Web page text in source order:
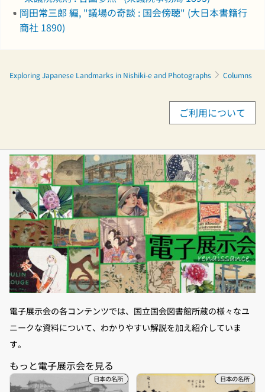
岡田常三郎 編, "議場の奇談 : 国会傍聴" (大日本書籍行
商社 1890)
Exploring Japanese Landmarks in Nishiki-e and Photographs Columns
ご利用について
電子展示会の各コンテンツでは、国立国会図書館所蔵の様々なユ
ニークな資料について、わかりやすい解説を加え紹介していま
す。